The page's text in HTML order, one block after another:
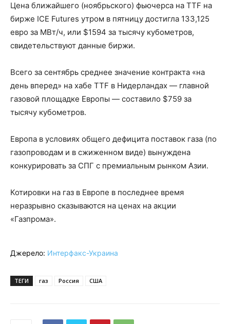
Цена ближайшего (ноябрьского) фьючерса на TTF на
бирже ICE Futures утром в пятницу достигла 133,125
евро за МВт/ч, или $1594 за тысячу кубометров,
свидетельствуют данные биржи.
Всего за сентябрь среднее значение контракта «на
день вперед» на хабе TTF в Нидерландах — главной
газовой площадке Европы — составило $759 за
тысячу кубометров.
Европа в условиях общего дефицита поставок газа (по
газопроводам и в сжиженном виде) вынуждена
конкурировать за СПГ с премиальным рынком Азии.
Котировки на газ в Европе в последнее время
неразрывно сказываются на ценах на акции
«Газпрома».
Джерело: Интерфакс-Украина
ТЕГИ газ Россия США